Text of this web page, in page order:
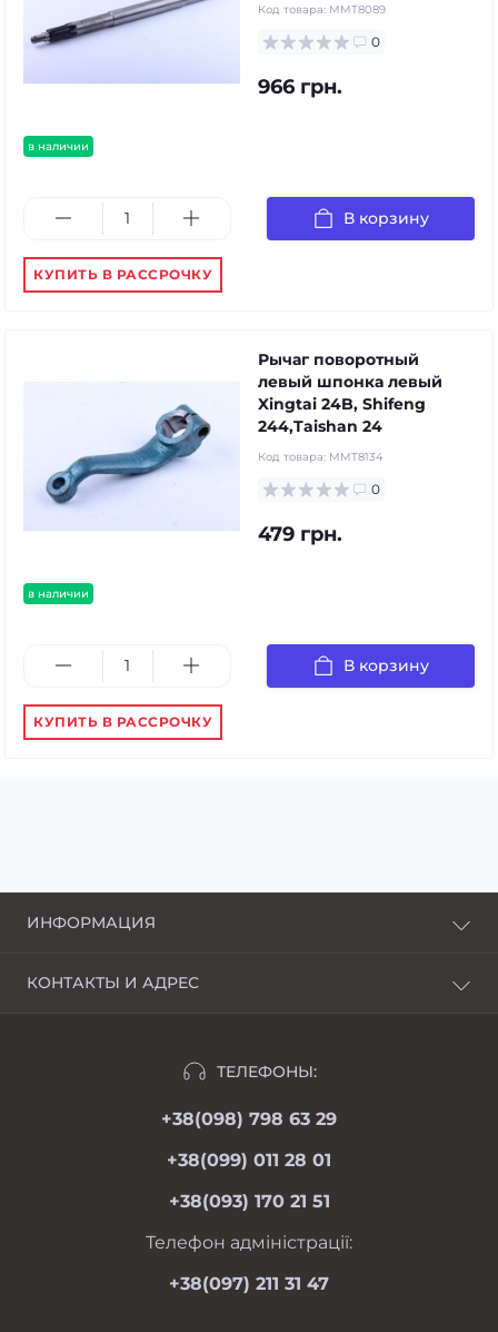
в наличии
Код товара: MMT8089
0
966 грн.
В корзину
КУПИТЬ В РАССРОЧКУ
в наличии
Рычаг поворотный
левый шпонка левый
Xingtai 24B, Shifeng
244,Taishan 24
Код товара: MMT8134
0
479 грн.
В корзину
КУПИТЬ В РАССРОЧКУ
ИНФОРМАЦИЯ
Связаться с нами
КОНТАКТЫ И АДРЕС
ТЕЛЕФОНЫ:
+38(098) 798 63 29
+38(099) 011 28 01
+38(093) 170 21 51
Телефон адміністрації:
+38(097) 211 31 47